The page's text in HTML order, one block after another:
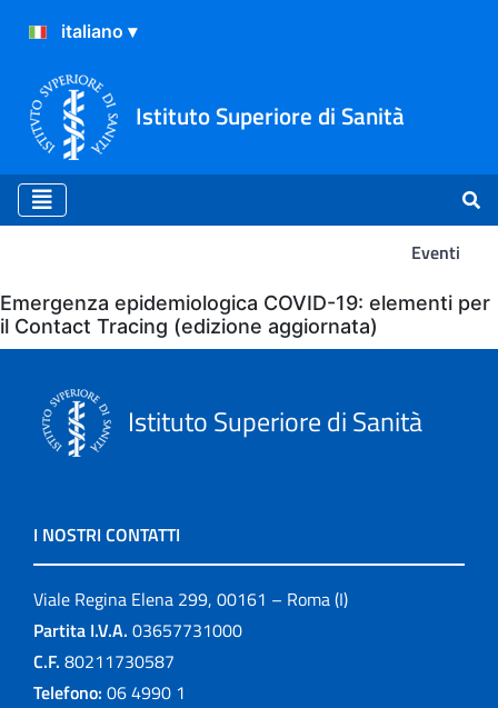
Istituto Superiore di Sanità
Eventi
Eventi
Emergenza epidemiologica COVID-19: elementi per
il Contact Tracing (edizione aggiornata)
Istituto Superiore di Sanità
I NOSTRI CONTATTI
Viale Regina Elena 299, 00161 – Roma (I)
Partita I.V.A. 03657731000
C.F. 80211730587
Telefono: 06 4990 1